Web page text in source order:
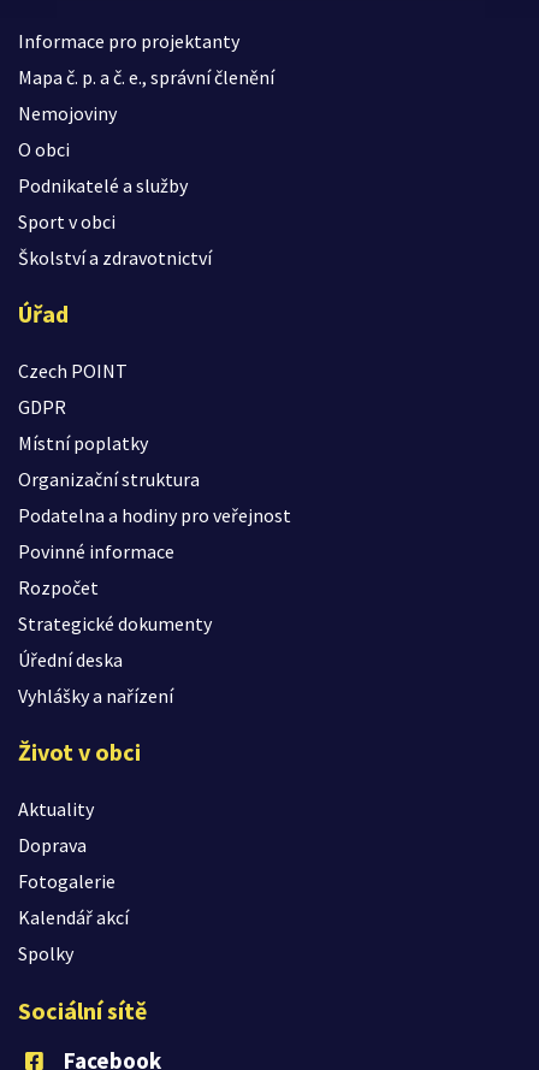
Informace pro projektanty
Mapa č. p. a č. e., správní členění
Nemojoviny
O obci
Podnikatelé a služby
Sport v obci
Školství a zdravotnictví
Úřad
Czech POINT
GDPR
Místní poplatky
Organizační struktura
Podatelna a hodiny pro veřejnost
Povinné informace
Rozpočet
Strategické dokumenty
Úřední deska
Vyhlášky a nařízení
Život v obci
Aktuality
Doprava
Fotogalerie
Kalendář akcí
Spolky
Sociální sítě
Facebook